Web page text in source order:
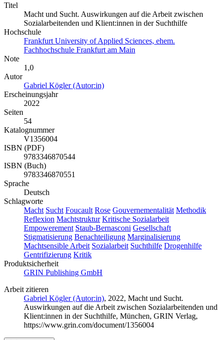
Titel
Macht und Sucht. Auswirkungen auf die Arbeit zwischen
Sozialarbeitenden und Klient:innen in der Suchthilfe
Hochschule
Frankfurt University of Applied Sciences, ehem.
Fachhochschule Frankfurt am Main
Note
1,0
Autor
Gabriel Kögler (Autor:in)
Erscheinungsjahr
2022
Seiten
54
Katalognummer
V1356004
ISBN (PDF)
9783346870544
ISBN (Buch)
9783346870551
Sprache
Deutsch
Schlagworte
Macht Sucht Foucault Rose Gouvernementalität Methodik
Reflexion Machtstruktur Kritische Sozialarbeit
Empowerement Staub-Bernasconi Gesellschaft
Stigmatisierung Benachteiligung Marginalisierung
Machtsensible Arbeit Sozialarbeit Suchthilfe Drogenhilfe
Gentrifizierung Kritik
Produktsicherheit
GRIN Publishing GmbH
Arbeit zitieren
Gabriel Kögler (Autor:in), 2022, Macht und Sucht.
Auswirkungen auf die Arbeit zwischen Sozialarbeitenden und
Klient:innen in der Suchthilfe, München, GRIN Verlag,
https://www.grin.com/document/1356004